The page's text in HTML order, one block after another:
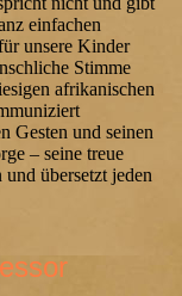
einfachen
unsere Kinder
Stimme
afrikanischen
Gesten und seinen
– seine treue
übersetzt jeden